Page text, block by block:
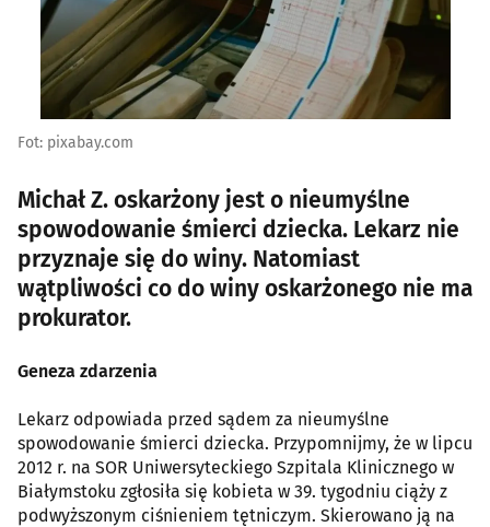
Fot: pixabay.com
Michał Z. oskarżony jest o nieumyślne
spowodowanie śmierci dziecka. Lekarz nie
przyznaje się do winy. Natomiast
wątpliwości co do winy oskarżonego nie ma
prokurator.
Geneza zdarzenia
Lekarz odpowiada przed sądem za nieumyślne
spowodowanie śmierci dziecka. Przypomnijmy, że w lipcu
2012 r. na SOR Uniwersyteckiego Szpitala Klinicznego w
Białymstoku zgłosiła się kobieta w 39. tygodniu ciąży z
podwyższonym ciśnieniem tętniczym. Skierowano ją na